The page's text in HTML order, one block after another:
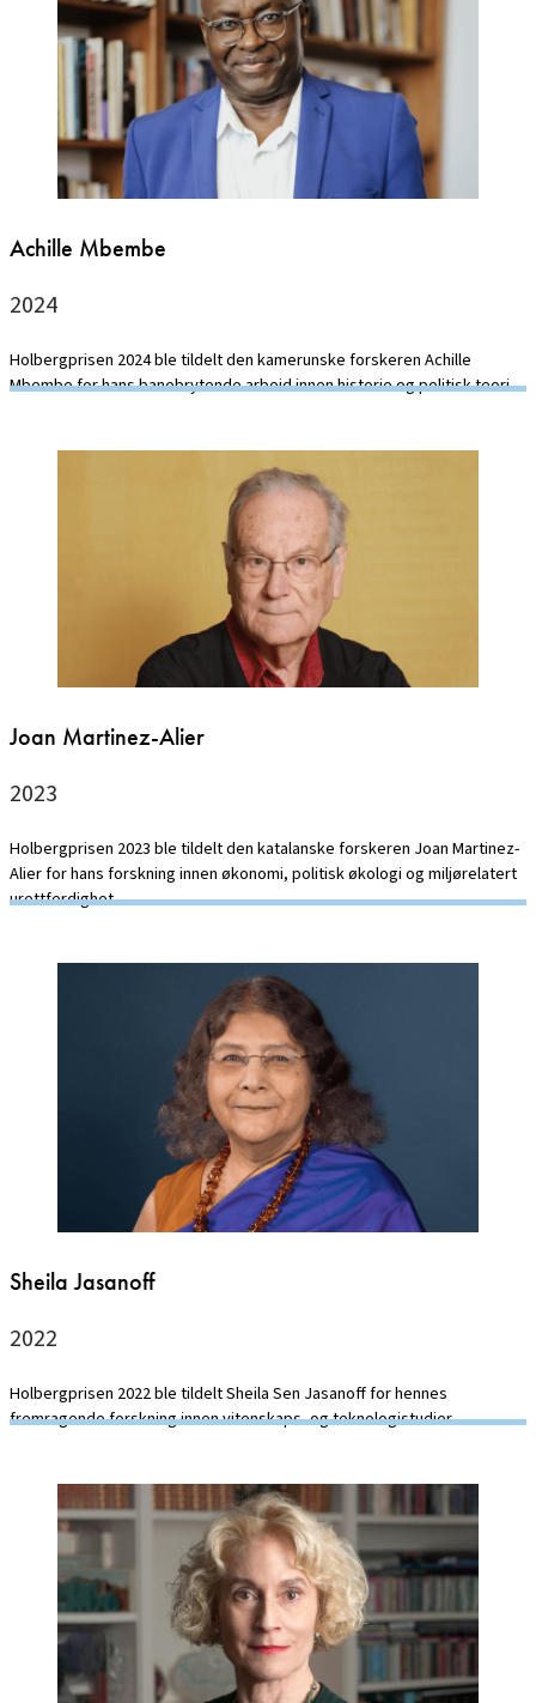
Achille Mbembe
2024
Holbergprisen 2024 ble tildelt den kamerunske forskeren Achille
Mbembe for hans banebrytende arbeid innen historie og politisk teori.
Joan Martinez-Alier
2023
Holbergprisen 2023 ble tildelt den katalanske forskeren Joan Martinez-
Alier for hans forskning innen økonomi, politisk økologi og miljørelatert
urettferdighet.
Sheila Jasanoff
2022
Holbergprisen 2022 ble tildelt Sheila Sen Jasanoff for hennes
fremragende forskning innen vitenskaps- og teknologistudier.